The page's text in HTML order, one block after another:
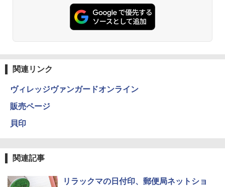
関連リンク
ヴィレッジヴァンガードオンライン
販売ページ
貝印
関連記事
リラックマの日付印、郵便局ネットショ